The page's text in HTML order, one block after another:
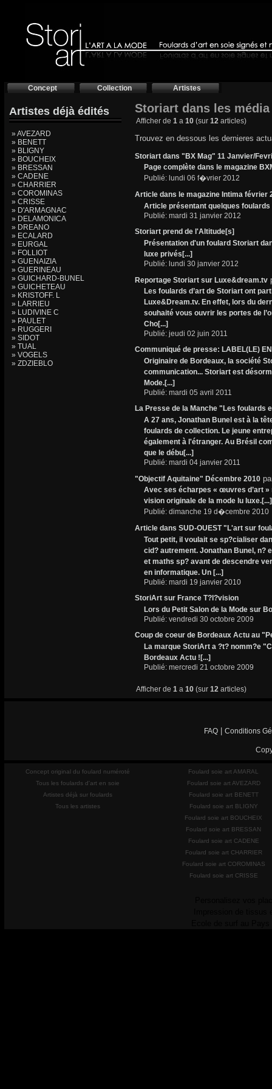
Concept Collection Artistes
Artistes déjà édités
» AVEZARD
» BENETT
» BLIGNY
» BOUCHEIX
» BRESSAN
» CADENE
» CHARRIER
» COROMINAS
» CRISSE
» D'ARMAGNAC
» DELAMONICA
» DREANO
» ECALARD
» EURGAL
» FOLLIOT
» GUENAIZIA
» GUERINEAU
» GUICHARD-BUNEL
» GUICHETEAU
» KRISTOFF. L
» LARRIEU
» LUDIVINE C
» PAULET
» RUGGERI
» SIDOT
» TUAL
» VOGELS
» ZDZIEBLO
Storiart dans les média
Afficher de 1 a 10 (sur 12 articles)
Trouvez en dessous les dernieres
Storiart dans "BX Mag" 11 Janvier/
Page complète dans le magazine
Publié: lundi 06 f�vrier 2012
Article dans le magazine Intima février
Article présentant quelques
Publié: mardi 31 janvier 2012
Storiart prend de l'Altitude[s]
Présentation d'un foulard Storiart
luxe privés[...]
Publié: lundi 30 janvier 2012
Reportage Storiart sur Luxe&dream.tv
Les foulards d’art de Storiart ont
Luxe&Dream.tv. En effet, lors du
souhaité vous ouvrir les portes de
Cho[...]
Publié: jeudi 02 juin 2011
Communiqué de presse: LABEL(LE)
Originaire de Bordeaux, la société
communication... Storiart est
Mode.[...]
Publié: mardi 05 avril 2011
La Presse de la Manche "Les foulards
A 27 ans, Jonathan Bunel est à la
foulards de collection. Le jeune
également à l'étranger. Au Brésil
que le débu[...]
Publié: mardi 04 janvier 2011
"Objectif Aquitaine" Décembre 2010
Avec ses écharpes « œuvres d’art
vision originale de la mode lu luxe.[...]
Publié: dimanche 19 d�cembre 2010
Article dans SUD-OUEST "L'art sur
Tout petit, il voulait se sp?cialiser
cid? autrement. Jonathan Bunel, n?
et maths sp? avant de descendre
en informatique. Un [...]
Publié: mardi 19 janvier 2010
StoriArt sur France T?l?vision
Lors du Petit Salon de la Mode sur
Publié: vendredi 30 octobre 2009
Coup de coeur de Bordeaux Actu au
La marque StoriArt a ?t? nomm?e
Bordeaux Actu ![...]
Publié: mercredi 21 octobre 2009
Afficher de 1 a 10 (sur 12 articles)
FAQ Conditions
Concept original du foulard numéroté
Tous les foulards d'art en soie
Artistes déjà sur foulards
Tous les artistes
Foulard soie art AMARAL
Foulard soie art AVEZARD
Foulard soie art BENETT
Foulard soie art BLIGNY
Foulard soie art BOUCHEIX
Foulard soie art BRESSAN
Foulard soie art CADENE
Foulard soie art CHARRIER
Foulard soie art COROMINAS
Foulard soie art CRISSE